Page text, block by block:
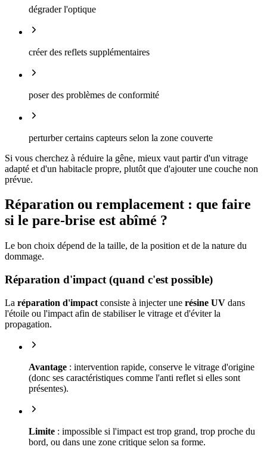
dégrader l'optique
créer des reflets supplémentaires
poser des problèmes de conformité
perturber certains capteurs selon la zone couverte
Si vous cherchez à réduire la gêne, mieux vaut partir d'un vitrage
adapté et d'un habitacle propre, plutôt que d'ajouter une couche non
prévue.
Réparation ou remplacement : que faire
si le pare-brise est abîmé ?
Le bon choix dépend de la taille, de la position et de la nature du
dommage.
Réparation d'impact (quand c'est possible)
La réparation d'impact consiste à injecter une résine UV dans
l'étoile ou l'impact afin de stabiliser le vitrage et d'éviter la
propagation.
Avantage : intervention rapide, conserve le vitrage d'origine
(donc ses caractéristiques comme l'anti reflet si elles sont
présentes).
Limite : impossible si l'impact est trop grand, trop proche du
bord, ou dans une zone critique selon sa forme.